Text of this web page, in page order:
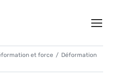
et force
Déformation